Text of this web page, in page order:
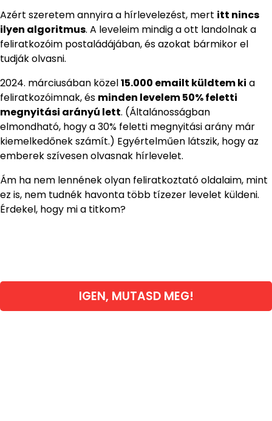
Azért szeretem annyira a hírlevelezést, mert itt nincs
ilyen algoritmus. A leveleim mindig a ott landolnak a
feliratkozóim postaládájában, és azokat bármikor el
tudják olvasni.
2024. márciusában közel15.000 emailt küldtem ki a
feliratkozóimnak, és minden levelem 50% feletti
megnyitási arányú lett. (Általánosságban
elmondható, hogy a 30% feletti megnyitási arány már
kiemelkedőnek számít.) Egyértelműen látszik, hogy az
emberek szívesen olvasnak hírlevelet.
Ám ha nem lennének olyan feliratkoztató oldalaim, mint
ez is, nem tudnék havonta több tízezer levelet küldeni.
Érdekel, hogy mi a titkom?
IGEN, MUTASD MEG!